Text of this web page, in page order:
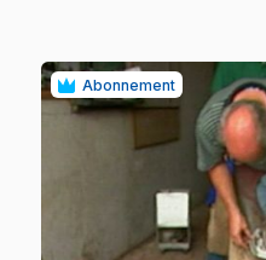
Abonnement